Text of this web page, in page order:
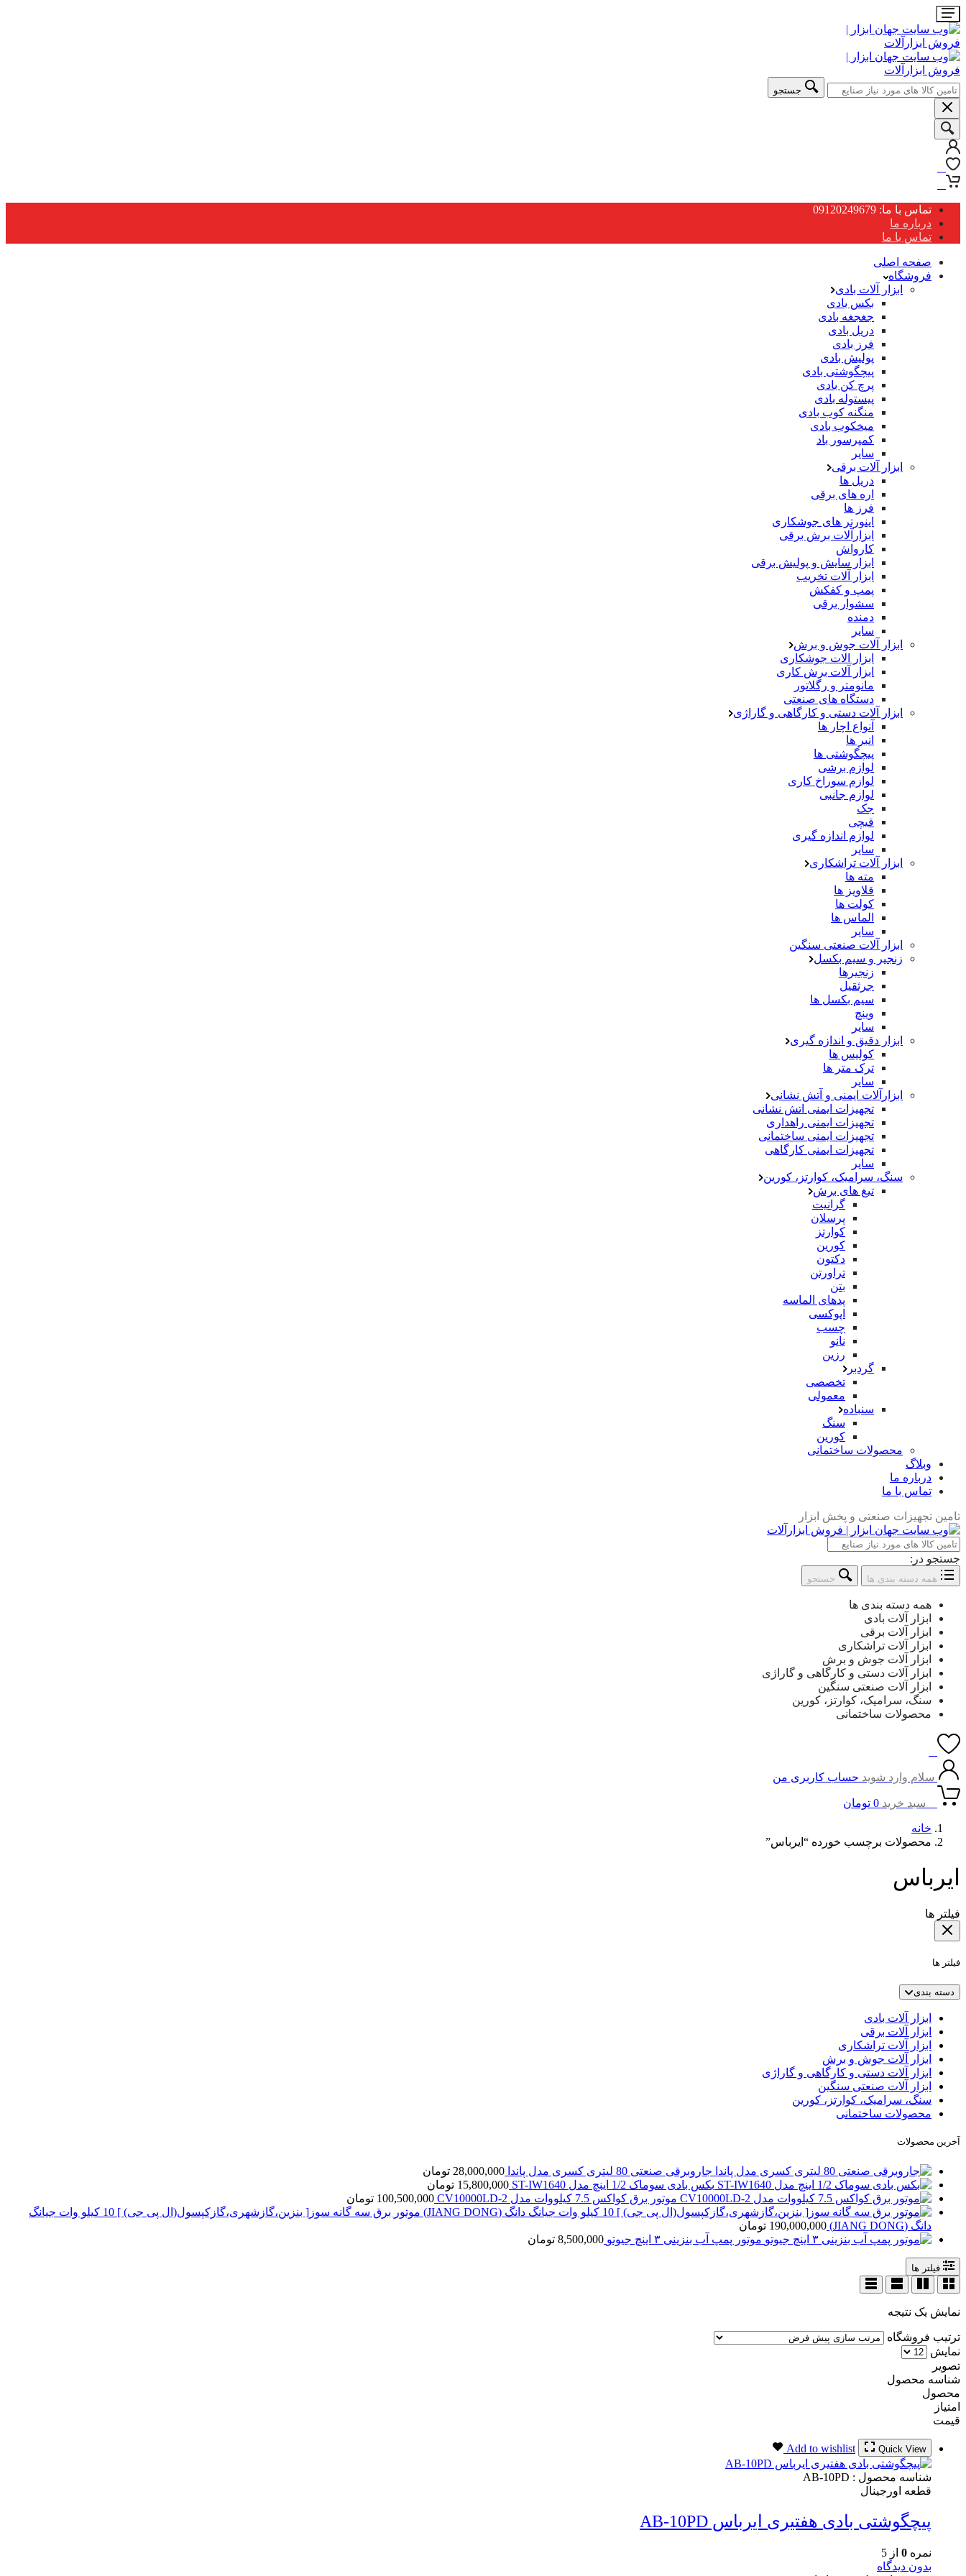
جستجو
تماس با ما: 09120249679
درباره ما
تماس با ما
صفحه اصلی
فروشگاه
ابزار آلات بادی
بکس بادی
جغجغه بادی
دریل بادی
فرز بادی
پولیش بادی
پیچگوشتی بادی
پرچ کن بادی
پیستوله بادی
منگنه کوب بادی
میخکوب بادی
کمپرسور باد
سایر
ابزار آلات برقی
دریل ها
اره های برقی
فرز ها
اینورتر های جوشکاری
ابزارآلات برش برقی
کارواش
ابزار سایش و پولیش برقی
ابزار آلات تخریب
پمپ و کفکش
سشوار برقی
دمنده
سایر
ابزار آلات جوش و برش
ابزار الات جوشکاری
ابزار آلات برش کاری
مانومتر و رگلاتور
دستگاه های صنعتی
ابزار آلات دستی و کارگاهی و گاراژی
آنواع اچار ها
انبر ها
پیچگوشتی ها
لوازم برشی
لوازم سوراخ کاری
لوازم جانبی
جک
قیچی
لوازم اندازه گیری
سایر
ابزار آلات تراشکاری
مته ها
قلاویز ها
کولت ها
الماس ها
سایر
ابزار آلات صنعتی سنگین
زنجیر و سیم بکسل
زنجیرها
جرثقیل
سیم بکسل ها
وینچ
سایر
ابزار دقیق و اندازه گیری
کولیس ها
ترک متر ها
سایر
ابزارآلات ایمنی و آتش نشانی
تجهیزات ایمنی اتش نشانی
تجهیزات ایمنی راهداری
تجهیزات ایمنی ساختمانی
تجهیزات ایمنی کارگاهی
سایر
سنگ، سرامیک، کوارتز، کورین
تیغ های برش
گرانیت
پرسلان
کوارتز
کورین
دکتون
تراورتن
بتن
پدهای الماسه
اپوکسی
چسب
نانو
رزین
گردبر
تخصصی
معمولی
سنباده
سنگ
کورین
محصولات ساختمانی
وبلاگ
درباره ما
تماس با ما
تامین تجهیزات صنعتی و پخش ابزار
جستجو در:
همه دسته بندی ها جستجو
همه دسته بندی ها
ابزار آلات بادی
ابزار آلات برقی
ابزار آلات تراشکاری
ابزار آلات جوش و برش
ابزار آلات دستی و کارگاهی و گاراژی
ابزار آلات صنعتی سنگین
سنگ، سرامیک، کوارتز، کورین
محصولات ساختمانی
سلام وارد شوید حساب کاربری من
سبد خرید 0 تومان
خانه
محصولات برچسب خورده “ایرباس”
ایرباس
فیلتر ها
فیلتر ها
دسته بندی
ابزار آلات بادی
ابزار آلات برقی
ابزار آلات تراشکاری
ابزار آلات جوش و برش
ابزار آلات دستی و کارگاهی و گاراژی
ابزار آلات صنعتی سنگین
سنگ، سرامیک، کوارتز، کورین
محصولات ساختمانی
آخرین محصولات
جاروبرقی صنعتی 80 لیتری کسری مدل پاندا 28,000,000 تومان
بکس بادی سوماک 1/2 اینچ مدل ST-IW1640
15,800,000 تومان
موتور برق کواکس 7.5 کیلووات مدل CV10000LD-2
100,500,000 تومان
موتور برق سه گانه سوز[ بنزین،گازشهری،گازکپسول(ال پی جی) ] 10 کیلو وات جیانگ
دانگ (JIANG DONG)
190,000,000 تومان
موتور پمپ آب بنزینی ۳ اینچ جیوتو
8,500,000 تومان
فیلتر ها
نمایش یک نتیجه
ترتیب فروشگاه
نمایش
تصویر
شناسه محصول
محصول
امتیاز
قیمت
Quick View
Add to wishlist
شناسه محصول : AB-10PD
قطعه اورجینال
پیچگوشتی بادی هفتیری ایرباس AB-10PD
نمره 0 از 5
بدون دیدگاه